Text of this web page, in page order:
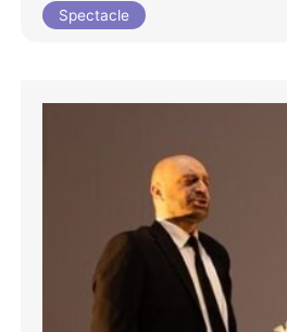
Spectacle